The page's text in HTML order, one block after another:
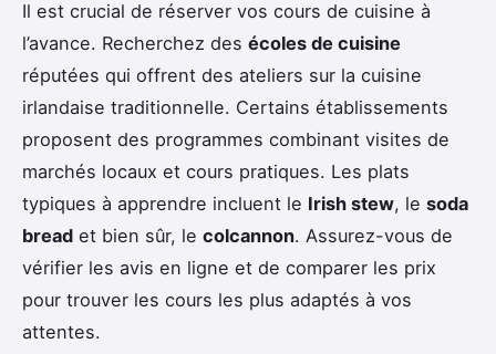
Il est crucial de réserver vos cours de cuisine à
l’avance. Recherchez des écoles de cuisine
réputées qui offrent des ateliers sur la cuisine
irlandaise traditionnelle. Certains établissements
proposent des programmes combinant visites de
marchés locaux et cours pratiques. Les plats
typiques à apprendre incluent le Irish stew, le soda
bread et bien sûr, le colcannon. Assurez-vous de
vérifier les avis en ligne et de comparer les prix
pour trouver les cours les plus adaptés à vos
attentes.